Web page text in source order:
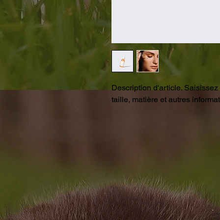
Description d'article.
taille, matière et autres